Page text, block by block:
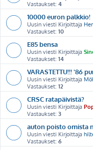
Vastaukset: 4
10000 euron palkkio!
Uusin viesti Kirjoittaja
Vastaukset: 10
E85 bensa
Uusin viesti Kirjoittaja
Vastaukset: 14
VARASTETTU!!! '86
Uusin viesti Kirjoittaja
Vastaukset: 12
CRSC ratapäivistä?
Uusin viesti Kirjoittaja
Vastaukset: 3
auton poisto omista
Uusin viesti Kirjoittaja
Vastaukset: 6